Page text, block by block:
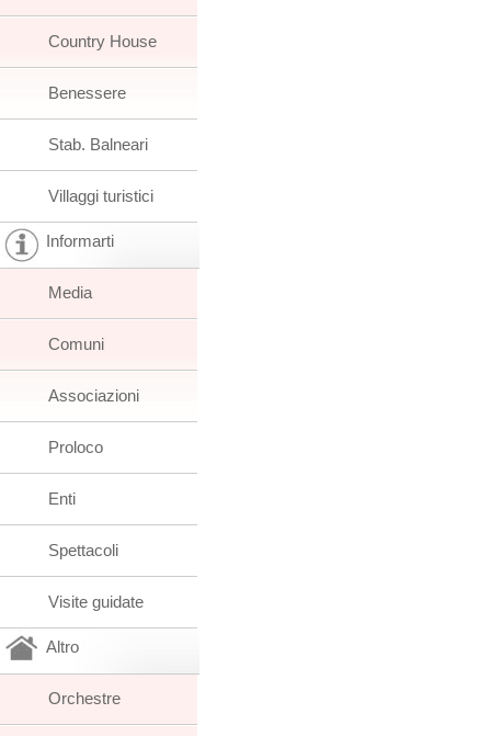
Country House
Benessere
Stab. Balneari
Villaggi turistici
Informarti
Media
Comuni
Associazioni
Proloco
Enti
Spettacoli
Visite guidate
Altro
Orchestre